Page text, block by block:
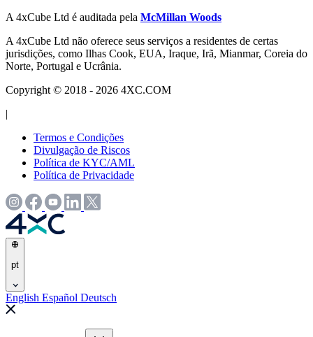
A 4xCube Ltd é auditada pela McMillan Woods
A 4xCube Ltd não oferece seus serviços a residentes de certas
jurisdições, como Ilhas Cook, EUA, Iraque, Irã, Mianmar, Coreia do
Norte, Portugal e Ucrânia.
Copyright © 2018 - 2026 4XC.COM
|
Termos e Condições
Divulgação de Riscos
Política de KYC/AML
Política de Privacidade
pt
English Español Deutsch